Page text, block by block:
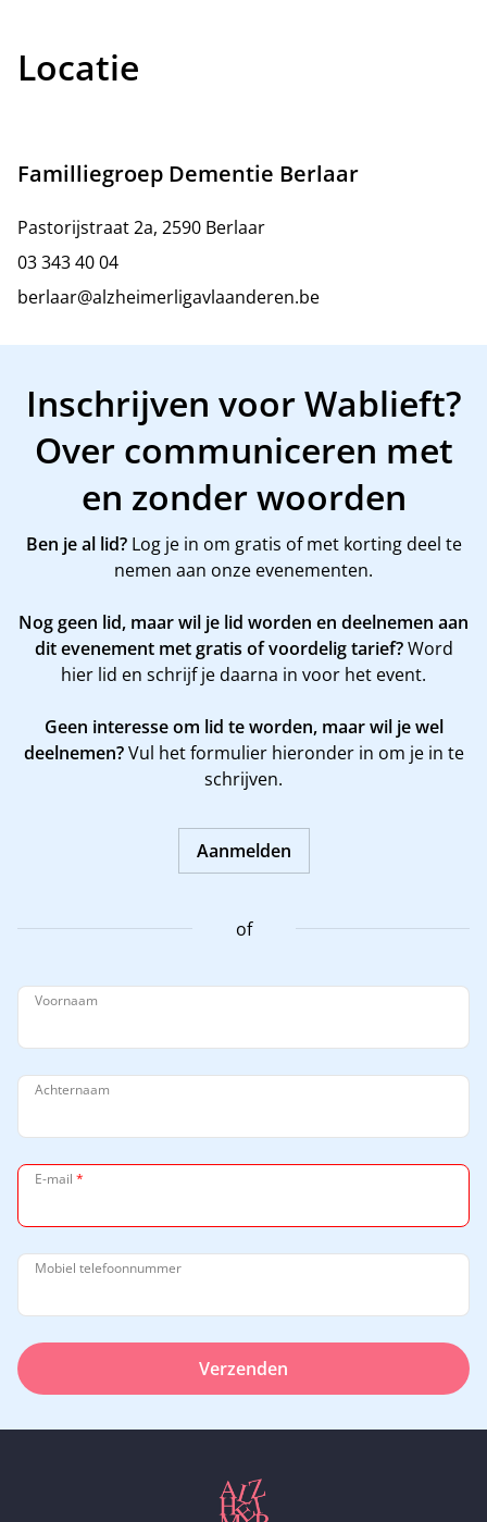
Locatie
Familliegroep Dementie Berlaar
Pastorijstraat 2a, 2590 Berlaar
03 343 40 04
berlaar@alzheimerligavlaanderen.be
Inschrijven voor Wablieft?
Over communiceren met
en zonder woorden
Ben je al lid?Log je in om gratis of met korting deel te
nemen aan onze evenementen.
Nog geen lid, maar wil je lid worden en deelnemen aan
dit evenement met gratis of voordelig tarief?Word
hier lid en schrijf je daarna in voor het event.
Geen interesse om lid te worden, maar wil je wel
deelnemen?Vul het formulier hieronder in om je in te
schrijven.
Aanmelden
of
Voornaam
Achternaam
E-mail *
Mobiel telefoonnummer
Verzenden